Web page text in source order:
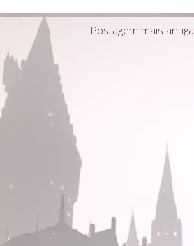
Postagem mais antiga